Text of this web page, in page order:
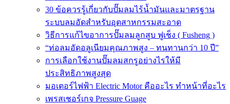
30 ข้อควรรู้เกี่ยวกับปั๊มลมไร้น้ำมันและมาตรฐาน
ระบบลมอัดสำหรับอุตสาหกรรมสะอาด
วิธีการแก้ไขอาการปั๊มลมลูกสูบ ฟูเช็ง ( Fusheng )
“ท่อลมอัดอลูเนียมคุณภาพสูง – ทนทานกว่า 10 ปี”
การเลือกใช้งานปั๊มลมสกรูอย่างไรให้มี
ประสิทธิภาพสูงสุด
มอเตอร์ไฟฟ้า Electric Motor คืออะไร ทำหน้าที่อะไร
เพรสเชอร์เกจ Pressure Guage